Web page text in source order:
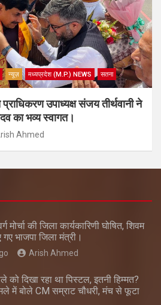
न्यूज़ मध्यप्रदेश (M.P.) NEWS सतना
प्राधिकरण उपाध्यक्ष संजय तीर्थवानी ने
का भव्य स्वागत।
Ahmed
मोर्चा की जिला कार्यकारिणी घोषित, शिवम
गए भाजपा जिला मंत्री।
Arish Ahmed
को दिखा रहा था पिस्टल, इतनी हिम्मत?
में बोले CM सम्राट चौधरी, मंच से फूटा